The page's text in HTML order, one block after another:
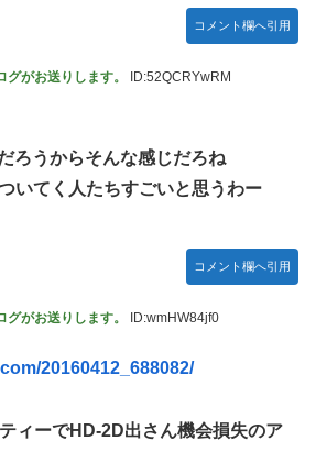
コメント欄へ引用
がお送りします。 ID:52QCRYwRM
ろうからそんな感じだろね
いてく人たちすごいと思うわー
コメント欄へ引用
がお送りします。 ID:wmHW84jf0
20160412_688082/
ィーでHD-2D出さん機会損失のア